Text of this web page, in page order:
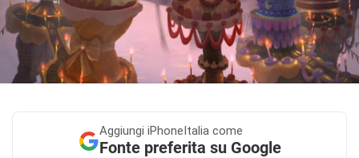
Aggiungi iPhoneItalia come
Fonte preferita su Google